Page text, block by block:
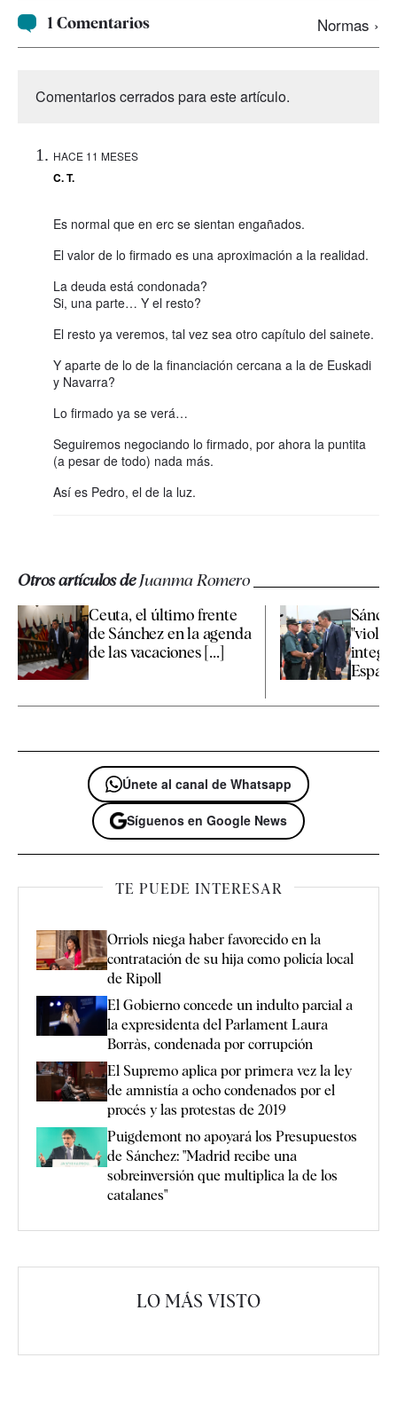
1 Comentarios Normas ›
Comentarios cerrados para este artículo.
HACE 11 MESES
C. T.
Es normal que en erc se sientan engañados.
El valor de lo firmado es una aproximación a la realidad.
La deuda está condonada?
Si, una parte… Y el resto?
El resto ya veremos, tal vez sea otro capítulo del sainete.
Y aparte de lo de la financiación cercana a la de Euskadi
y Navarra?
Lo firmado ya se verá…
Seguiremos negociando lo firmado, por ahora la puntita
(a pesar de todo) nada más.
Así es Pedro, el de la luz.
Otros artículos deJuanma Romero
Ceuta, el último frente
de Sánchez en la agenda
de las vacaciones [...]
Únete al canal de Whatsapp
Síguenos en Google News
TE PUEDE INTERESAR
Orriols niega haber favorecido en la
contratación de su hija como policía local
de Ripoll
El Gobierno concede un indulto parcial a
la expresidenta del Parlament Laura
Borràs, condenada por corrupción
El Supremo aplica por primera vez la ley
de amnistía a ocho condenados por el
procés y las protestas de 2019
Puigdemont no apoyará los Presupuestos
de Sánchez: "Madrid recibe una
sobreinversión que multiplica la de los
catalanes"
LO MÁS VISTO